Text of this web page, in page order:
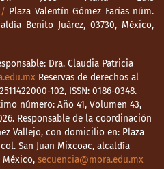
descarrilamiento de
los Ferrocarriles
El Colegio de
ferrocarrilera.
Plaza Valentín Gómez Farías núm.
Benito Juárez, 03730, México,
Dra. Claudia Patricia
Reservas de derechos al
102, ISSN: 0186-0348.
número: Año 41, Volumen 43,
Responsable de la coordinación
Vallejo, con domicilio en: Plaza
San Juan Mixcoac, alcaldía
México, secuencia@mora.edu.mx